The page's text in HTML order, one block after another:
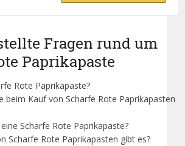
Fragen rund um
Paprikapaste
Rote Paprikapaste?
beim Kauf von Scharfe Rote Paprikapasten
Scharfe Rote Paprikapaste?
Scharfe Rote Paprikapasten gibt es?